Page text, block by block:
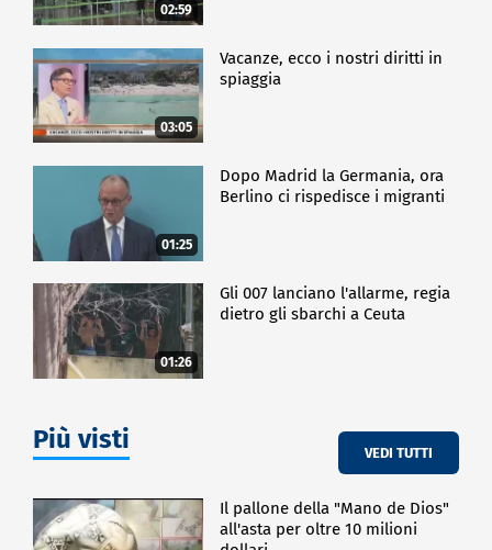
02:59
03:05
Vacanze, ecco i nostri diritti in
spiaggia
01:25
Dopo Madrid la Germania, ora
Berlino ci rispedisce i migranti
01:26
Gli 007 lanciano l'allarme, regia
dietro gli sbarchi a Ceuta
Più visti VEDI TUTTI
Il pallone della "Mano de Dios"
all'asta per oltre 10 milioni